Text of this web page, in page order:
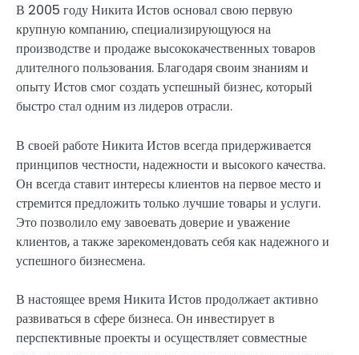
В 2005 году Никита Истов основал свою первую
крупную компанию, специализирующуюся на
производстве и продаже высококачественных товаров
длителного пользования. Благодаря своим знаниям и
опыту Истов смог создать успешный бизнес, который
быстро стал одним из лидеров отрасли.
В своей работе Никита Истов всегда придерживается
принципов честности, надежности и высокого качества.
Он всегда ставит интересы клиентов на первое место и
стремится предложить только лучшие товары и услуги.
Это позволило ему завоевать доверие и уважение
клиентов, а также зарекомендовать себя как надежного и
успешного бизнесмена.
В настоящее время Никита Истов продолжает активно
развиваться в сфере бизнеса. Он инвестирует в
перспективные проекты и осуществляет совместные